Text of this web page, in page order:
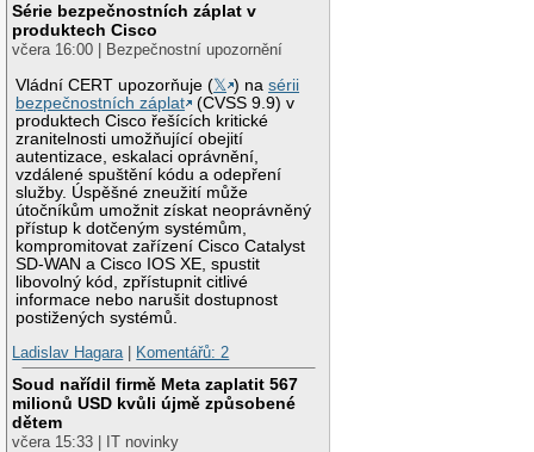
Série bezpečnostních záplat v
produktech Cisco
včera 16:00 | Bezpečnostní upozornění
Vládní CERT upozorňuje (𝕏 ) nasérii
bezpečnostních záplat
(CVSS 9.9) v
produktech Cisco řešících kritické
zranitelnosti umožňující obejití
autentizace, eskalaci oprávnění,
vzdálené spuštění kódu a odepření
služby. Úspěšné zneužití může
útočníkům umožnit získat neoprávněný
přístup k dotčeným systémům,
kompromitovat zařízení Cisco Catalyst
SD-WAN a Cisco IOS XE, spustit
libovolný kód, zpřístupnit citlivé
informace nebo narušit dostupnost
postižených systémů.
Ladislav Hagara| Komentářů: 2
Soud nařídil firmě Meta zaplatit 567
milionů USD kvůli újmě způsobené
dětem
včera 15:33 | IT novinky